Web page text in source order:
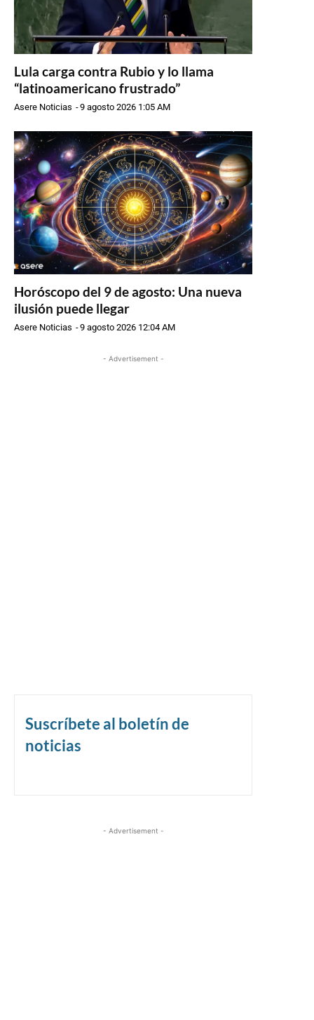
Lula carga contra Rubio y lo llama
“latinoamericano frustrado”
Asere Noticias -9 agosto 2026 1:05 AM
Horóscopo del 9 de agosto: Una nueva
ilusión puede llegar
Asere Noticias -9 agosto 2026 12:04 AM
- Advertisement -
Suscríbete al boletín de
noticias
- Advertisement -